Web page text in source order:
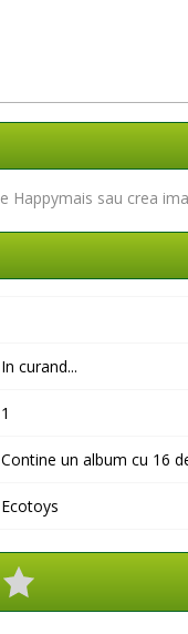
sau crea
In curand...
1
Contine un album cu 16
Ecotoys